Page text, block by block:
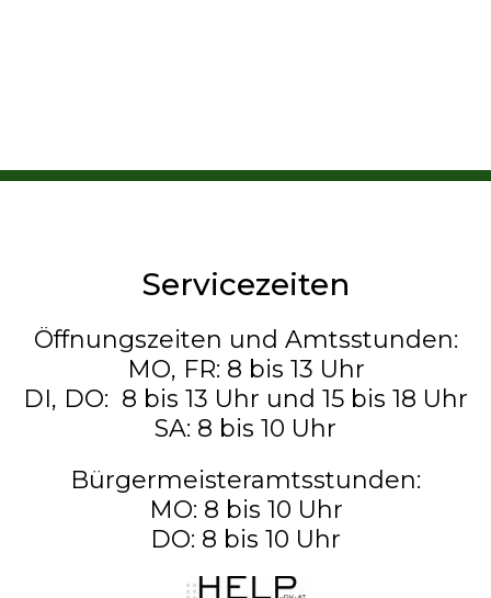
Servicezeiten
Öffnungszeiten und Amtsstunden:
MO, FR: 8 bis 13 Uhr
DI, DO: 8 bis 13 Uhr und 15 bis 18 Uhr
SA: 8 bis 10 Uhr
Bürgermeisteramtsstunden:
MO: 8 bis 10 Uhr
DO: 8 bis 10 Uhr